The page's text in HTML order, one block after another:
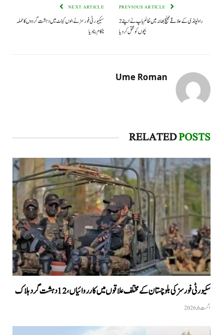
راولپنڈی کے علاقے ٹینچ بھاٹہ میں ظالم باپ نے اپنے 2
بچوں کو قتل کر دیا
NEXT ARTICLE
سیکیورٹی فورسز نے بنوں کینٹ میں دہشت گردوں کا حملہ
ناکام بنا دیا
Ume Roman
RELATEDPOSTS
سکیورٹی فورسز کی بلوچستان کے مختلف علاقوں میں کارروائیاں ، 12 دہشت گرد ہلاک
اگست 6, 2026